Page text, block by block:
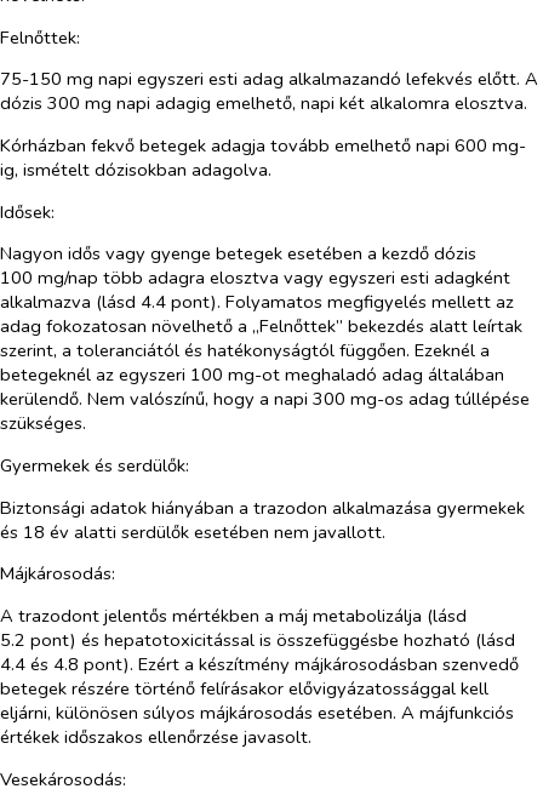
Felnőttek:
75-150 mg napi egyszeri esti adag alkalmazandó lefekvés előtt. A
dózis 300 mg napi adagig emelhető, napi két alkalomra elosztva.
Kórházban fekvő betegek adagja tovább emelhető napi 600 mg-
ig, ismételt dózisokban adagolva.
Idősek:
Nagyon idős vagy gyenge betegek esetében a kezdő dózis
100 mg/nap több adagra elosztva vagy egyszeri esti adagként
alkalmazva (lásd 4.4 pont). Folyamatos megfigyelés mellett az
adag fokozatosan növelhető a „Felnőttek” bekezdés alatt leírtak
szerint, a toleranciától és hatékonyságtól függően. Ezeknél a
betegeknél az egyszeri 100 mg-ot meghaladó adag általában
kerülendő. Nem valószínű, hogy a napi 300 mg-os adag túllépése
szükséges.
Gyermekek és serdülők:
Biztonsági adatok hiányában a trazodon alkalmazása gyermekek
és 18 év alatti serdülők esetében nem javallott.
Májkárosodás:
A trazodont jelentős mértékben a máj metabolizálja (lásd
5.2 pont) és hepatotoxicitással is összefüggésbe hozható (lásd
4.4 és 4.8 pont). Ezért a készítmény májkárosodásban szenvedő
betegek részére történő felírásakor elővigyázatossággal kell
eljárni, különösen súlyos májkárosodás esetében. A májfunkciós
értékek időszakos ellenőrzése javasolt.
Vesekárosodás: